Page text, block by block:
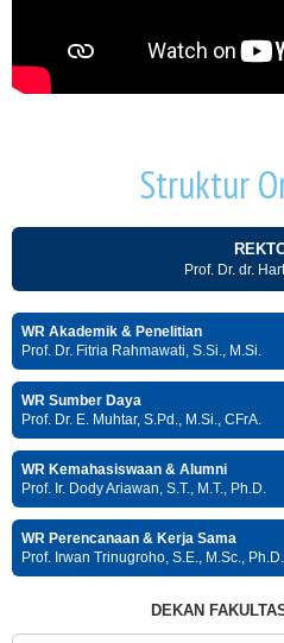
Struktur
Prof. Dr. dr.
WR Akademik & Penelitian
Prof. Dr. Fitria Rahmawati, S.Si., M.Si.
WR Sumber Daya
Prof. Dr. E. Muhtar, S.Pd., M.Si., CFrA.
WR Kemahasiswaan & Alumni
Prof. Ir. Dody Ariawan, S.T., M.T., Ph.D.
WR Perencanaan & Kerja Sama
Prof. Irwan Trinugroho, S.E., M.Sc., Ph.D.
DEKAN